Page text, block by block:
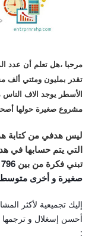
مرحبا ،هل تعلم أن عدد
تقدر بمليون ومئتي ألف
الأسطر يوجد الاف
مشروع صغيرة حولها
ليس هدفي من كتابة
التي يتم حسابها في
تبني فكرة من بين
صغيرة و أخرى
إليك تجميعية لأكثر
أحسن إسغلال و
: